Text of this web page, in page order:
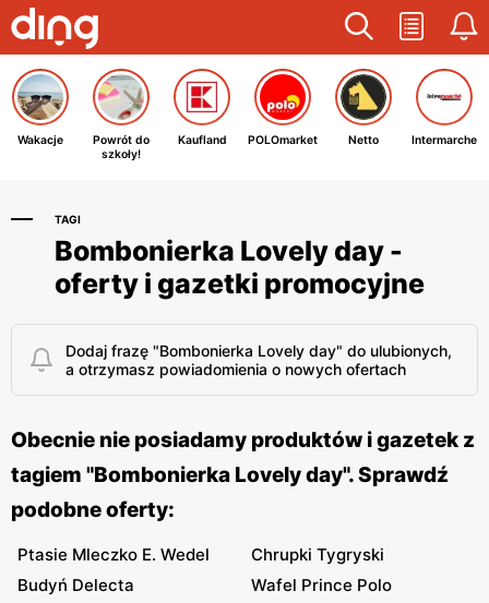
Wakacje
Powrót do
szkoły!
Kaufland POLOmarket Netto Intermarche
TAGI
Bombonierka Lovely day -
oferty i gazetki promocyjne
Dodaj frazę "Bombonierka Lovely day" do ulubionych,
a otrzymasz powiadomienia o nowych ofertach
Obecnie nie posiadamy produktów i gazetek z
tagiem "Bombonierka Lovely day". Sprawdź
podobne oferty:
Ptasie Mleczko E. Wedel
Chrupki Tygryski
Budyń Delecta
Wafel Prince Polo